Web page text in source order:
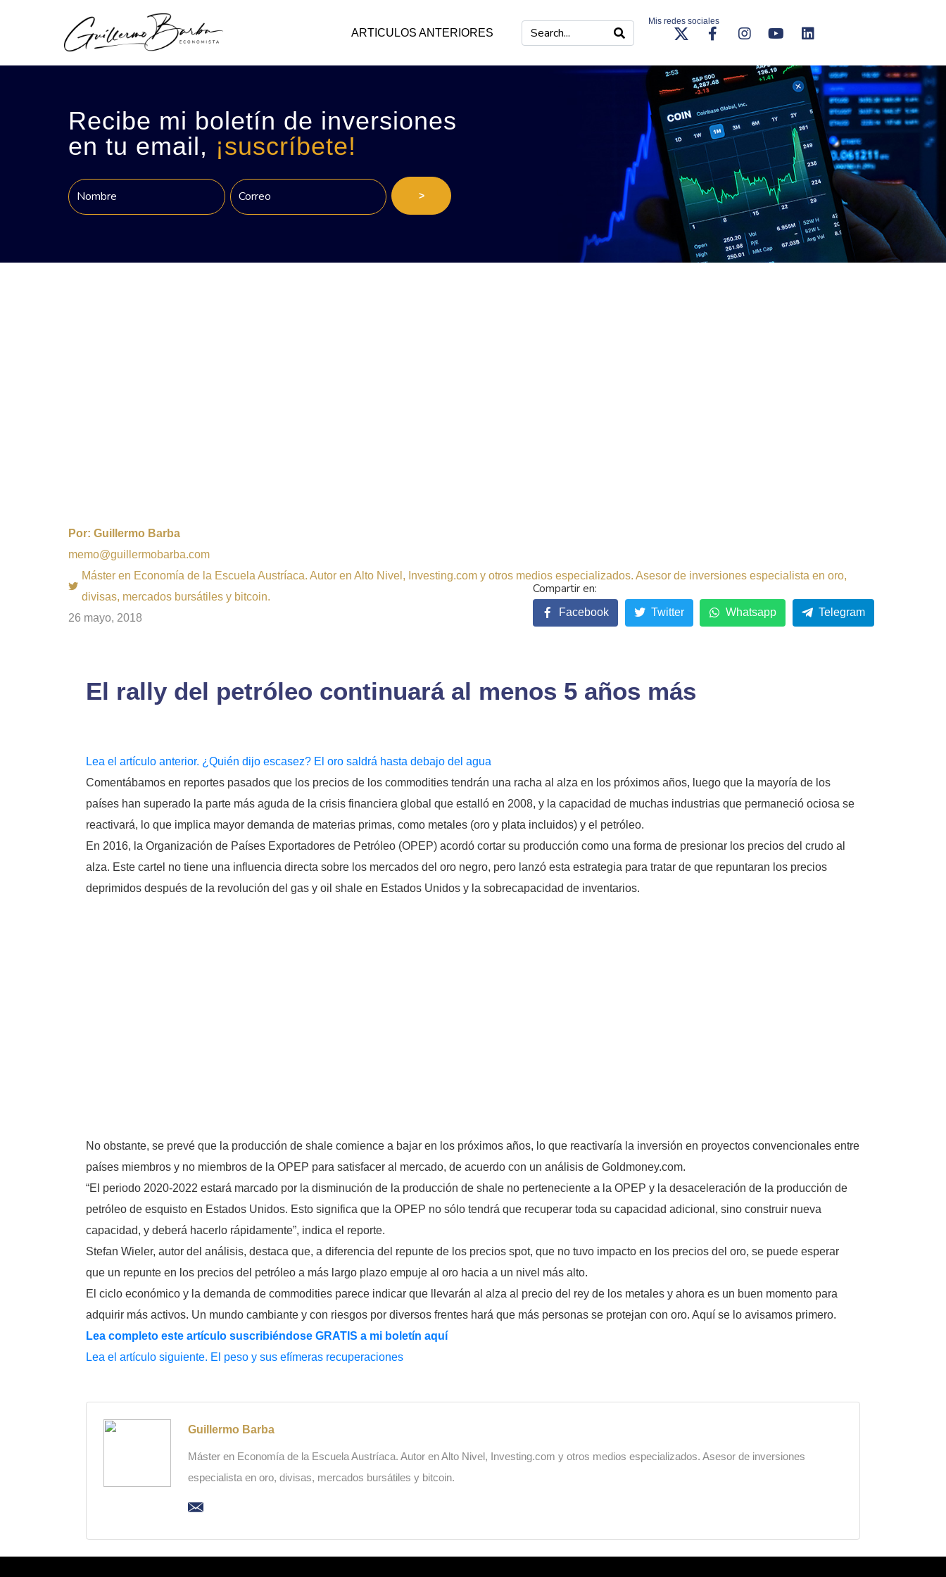
ARTICULOS ANTERIORES
Mis redes sociales
Recibe mi boletín de inversiones
en tu email, ¡suscríbete!
>
Por: Guillermo Barba
memo@guillermobarba.com
Máster en Economía de la Escuela Austríaca. Autor en Alto Nivel, Investing.com y otros medios especializados. Asesor de inversiones especialista en oro,
divisas, mercados bursátiles y bitcoin.
26 mayo, 2018
El rally del petróleo continuará al menos 5 años más
Lea el artículo anterior. ¿Quién dijo escasez? El oro saldrá hasta debajo del agua
Comentábamos en reportes pasados que los precios de los commodities tendrán una racha al alza en los próximos años, luego que la mayoría de los
países han superado la parte más aguda de la crisis financiera global que estalló en 2008, y la capacidad de muchas industrias que permaneció ociosa se
reactivará, lo que implica mayor demanda de materias primas, como metales (oro y plata incluidos) y el petróleo.
En 2016, la Organización de Países Exportadores de Petróleo (OPEP) acordó cortar su producción como una forma de presionar los precios del crudo al
alza. Este cartel no tiene una influencia directa sobre los mercados del oro negro, pero lanzó esta estrategia para tratar de que repuntaran los precios
deprimidos después de la revolución del gas y oil shale en Estados Unidos y la sobrecapacidad de inventarios.
No obstante, se prevé que la producción de shale comience a bajar en los próximos años, lo que reactivaría la inversión en proyectos convencionales entre
países miembros y no miembros de la OPEP para satisfacer al mercado, de acuerdo con un análisis de Goldmoney.com.
“El periodo 2020-2022 estará marcado por la disminución de la producción de shale no perteneciente a la OPEP y la desaceleración de la producción de
petróleo de esquisto en Estados Unidos. Esto significa que la OPEP no sólo tendrá que recuperar toda su capacidad adicional, sino construir nueva
capacidad, y deberá hacerlo rápidamente”, indica el reporte.
Stefan Wieler, autor del análisis, destaca que, a diferencia del repunte de los precios spot, que no tuvo impacto en los precios del oro, se puede esperar
que un repunte en los precios del petróleo a más largo plazo empuje al oro hacia a un nivel más alto.
El ciclo económico y la demanda de commodities parece indicar que llevarán al alza al precio del rey de los metales y ahora es un buen momento para
adquirir más activos. Un mundo cambiante y con riesgos por diversos frentes hará que más personas se protejan con oro. Aquí se lo avisamos primero.
Lea completo este artículo suscribiéndose GRATIS a mi boletín aquí
Lea el artículo siguiente. El peso y sus efímeras recuperaciones
Facebook Twitter Whatsapp Telegram
Guillermo Barba
Máster en Economía de la Escuela Austríaca. Autor en Alto Nivel, Investing.com y otros medios especializados. Asesor de inversiones
especialista en oro, divisas, mercados bursátiles y bitcoin.